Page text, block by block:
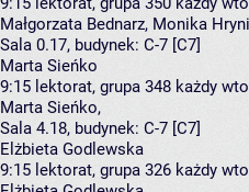
Małgorzata Bednarz, Monika
Sala 0.17, budynek: C-7 [C7]
Marta Sieńko
9:15 lektorat, grupa 348 każdy
Marta Sieńko,
Sala 4.18, budynek: C-7 [C7]
Elżbieta Godlewska
9:15 lektorat, grupa 326 każdy